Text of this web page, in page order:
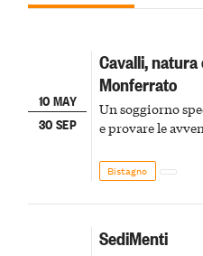
10 MAY
30 SEP
Cavalli,
Monferrato
Un soggiorno
e provare le
Bistagno
SediMenti